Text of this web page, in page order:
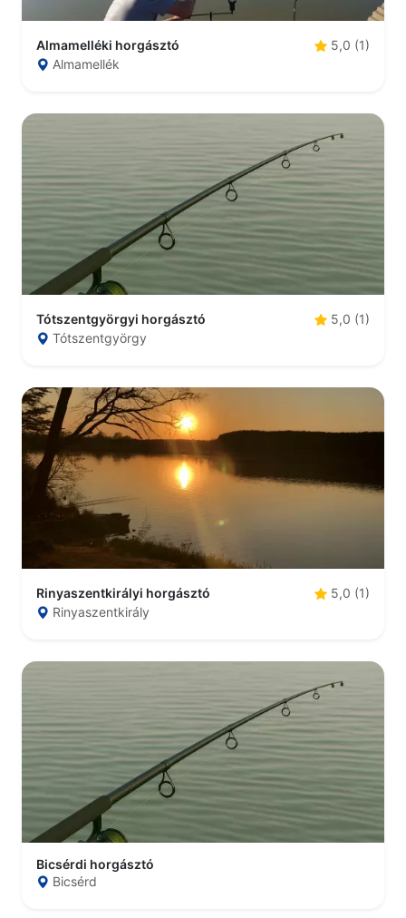
Almamelléki horgásztó
5,0 (1)
Almamellék
Tótszentgyörgyi horgásztó
5,0 (1)
Tótszentgyörgy
Rinyaszentkirályi horgásztó
5,0 (1)
Rinyaszentkirály
Bicsérdi horgásztó
Bicsérd